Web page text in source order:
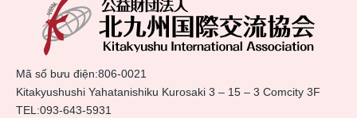
Mã số bưu điện:806-0021
Kitakyushushi Yahatanishiku Kurosaki 3 – 15 – 3 Comcity 3F
TEL:093-643-5931